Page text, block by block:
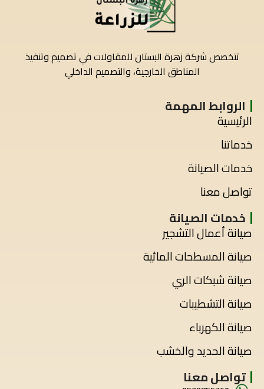
تتخصص شركة زهرة البستان للمقاولات في تصميم وتنفيذ
المناطق الخارجية، والتصميم الداخلي
الروابط المهمة
الرئيسية
خدماتنا
خدمات الصيانة
تواصل معنا
خدمات الصيانة
صيانة أعمال التشجير
صيانة المسطحات المائية
صيانة شبكات الري
صيانة التشطيبات
صيانة الكهرباء
صيانة الحديد والخشب
تواصل معنا